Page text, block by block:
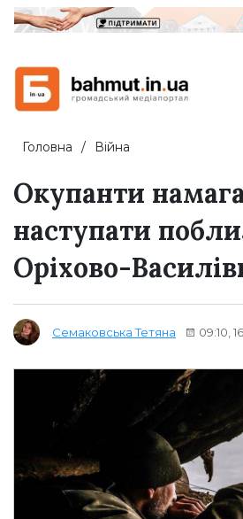
Головна Війна
Окупанти
наступати
Оріхово-
Семаковська Тетяна 09:10,